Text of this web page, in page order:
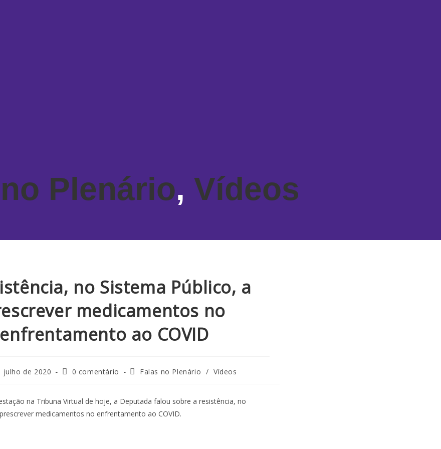
Plenário, Vídeos
no Sistema Público, a
medicamentos no
enfrentamento ao COVID
julho de 2020 0 comentário Falas no Plenário / Vídeos
na Tribuna Virtual de hoje, a Deputada falou sobre a resistência, no
medicamentos no enfrentamento ao COVID.